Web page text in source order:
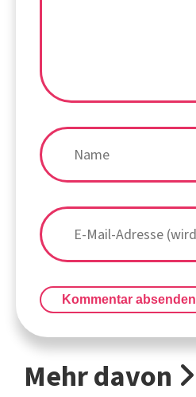
Kommentar absenden
Mehr davon